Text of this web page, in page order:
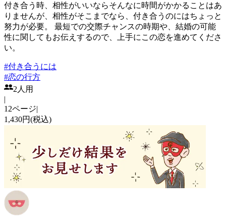
付き合う時、相性がいいならそんなに時間がかかることはあ
りませんが、相性がそこまでなら、付き合うのにはちょっと
努力が必要。 最短での交際チャンスの時期や、結婚の可能
性に関してもお伝えするので、上手にこの恋を進めてくださ
い。
#付き合うには
#恋の行方
2人用
|
12ページ|
1,430円(税込)